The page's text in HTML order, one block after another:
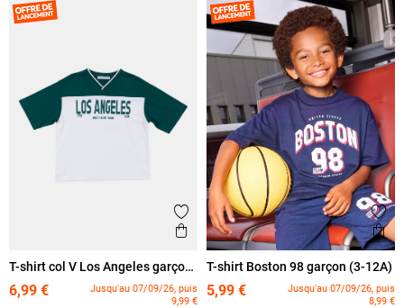
Ajouter aux favoris
Aperçu rapide
T-shirt col V Los Angeles garçon
6,99 €
Jusqu'au 07/09/26, puis
9,99 €
T-shirt Boston 98 garçon (3-12A)
5,99 €
Jusqu'au 07/09/26, puis
8,99 €